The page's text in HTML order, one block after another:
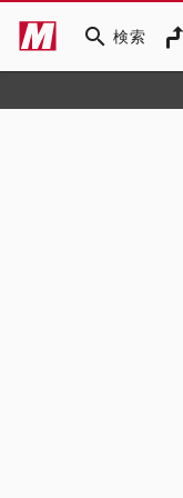
search 検索